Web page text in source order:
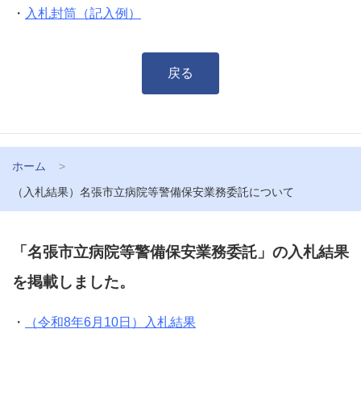
・ 入札封筒（記入例）
戻る
ホーム
（入札結果）名張市立病院等警備保安業務委託について
「名張市立病院等警備保安業務委託」の入札結果
を掲載しました。
・ （令和8年6月10日）入札結果